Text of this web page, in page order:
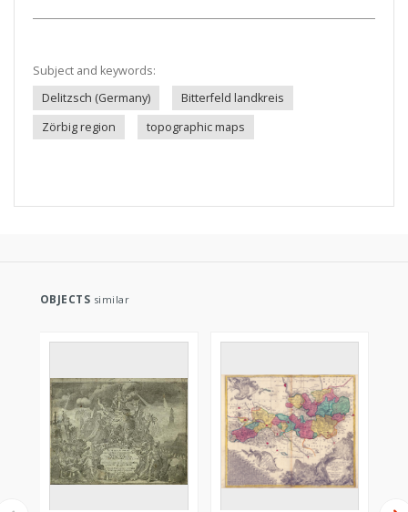
Subject and keywords:
Delitzsch (Germany)
Bitterfeld landkreis
Zörbig region
topographic maps
OBJECTS similar